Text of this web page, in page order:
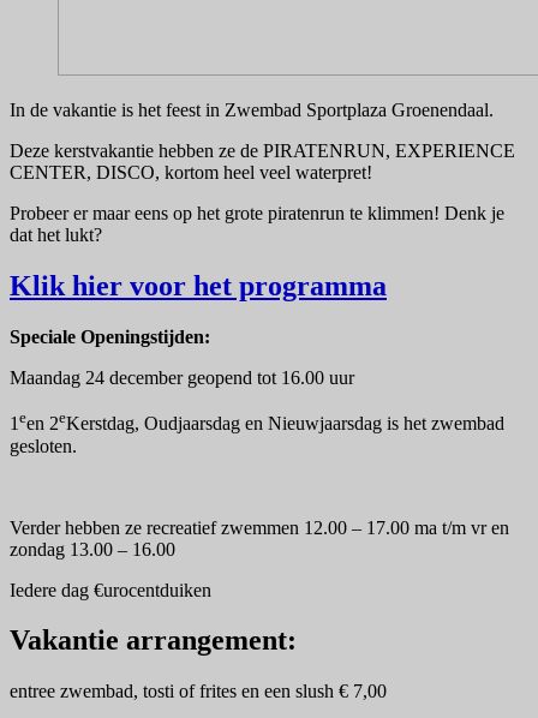
In de vakantie is het feest in Zwembad Sportplaza Groenendaal.
Deze kerstvakantie hebben ze de PIRATENRUN, EXPERIENCE
CENTER, DISCO, kortom heel veel waterpret!
Probeer er maar eens op het grote piratenrun te klimmen! Denk je
dat het lukt?
Klik hier voor het programma
Speciale Openingstijden:
Maandag 24 december geopend tot 16.00 uur
1een 2eKerstdag, Oudjaarsdag en Nieuwjaarsdag is het zwembad
gesloten.
Verder hebben ze recreatief zwemmen 12.00 – 17.00 ma t/m vr en
zondag 13.00 – 16.00
Iedere dag €urocentduiken
Vakantie arrangement:
entree zwembad, tosti of frites en een slush € 7,00